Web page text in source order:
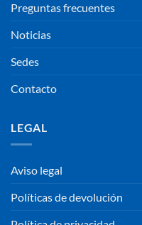
Preguntas frecuentes
Noticias
Sedes
Contacto
LEGAL
Aviso legal
Políticas de devolución